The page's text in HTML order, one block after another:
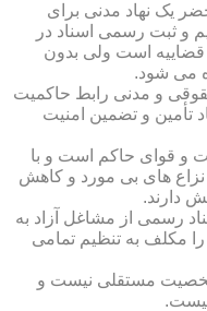
یک نهاد مدنی برای
و ثبت رسمی اسناد در
قضاییه است ولی بدون
می شود.
و مدنی رابط حاکمیت
تأمین و تضمین امنیت
و قوای حاکم است و با
نزاع های بی مورد و کاهش
دارند.
رسمی از مشاغل آزاد به
مکلف به تنظیم تمامی
مستقلی نیست و